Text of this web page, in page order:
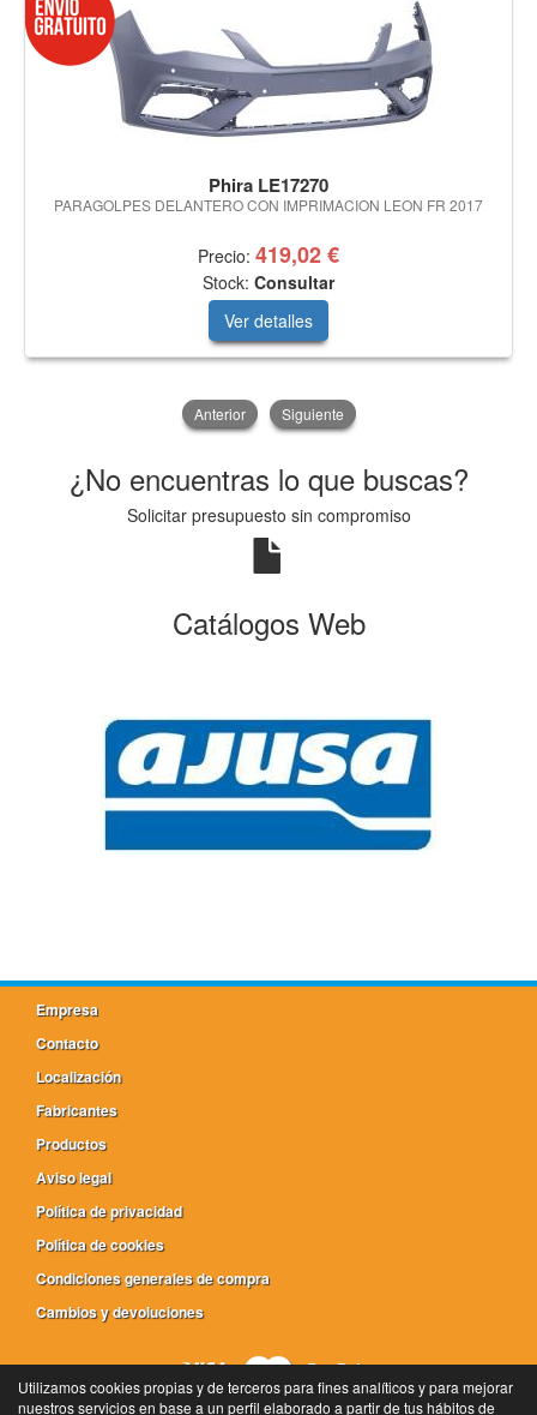
Phira LE17270
PARAGOLPES DELANTERO CON IMPRIMACION LEON FR 2017
Precio: 419,02 €
Stock: Consultar
Ver detalles
Anterior Siguiente
¿No encuentras lo que buscas?
Solicitar presupuesto sin compromiso
Catálogos Web
Empresa
Contacto
Localización
Fabricantes
Productos
Aviso legal
Política de privacidad
Política de cookies
Condiciones generales de compra
Cambios y devoluciones
Utilizamos cookies propias y de terceros para fines analíticos y para mejorar
nuestros servicios en base a un perfil elaborado a partir de tus hábitos de